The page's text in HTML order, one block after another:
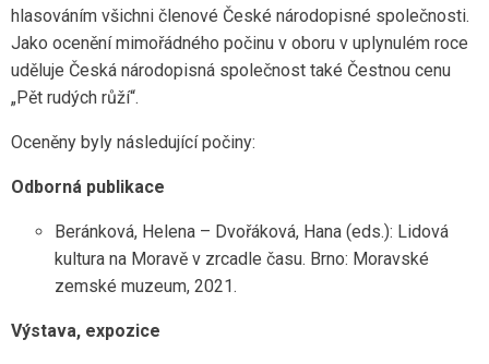
hlasováním všichni členové České národopisné společnosti.
Jako ocenění mimořádného počinu v oboru v uplynulém roce
uděluje Česká národopisná společnost také Čestnou cenu
„Pět rudých růží“.
Oceněny byly následující počiny:
Odborná publikace
Beránková, Helena – Dvořáková, Hana (eds.): Lidová
kultura na Moravě v zrcadle času. Brno: Moravské
zemské muzeum, 2021.
Výstava, expozice